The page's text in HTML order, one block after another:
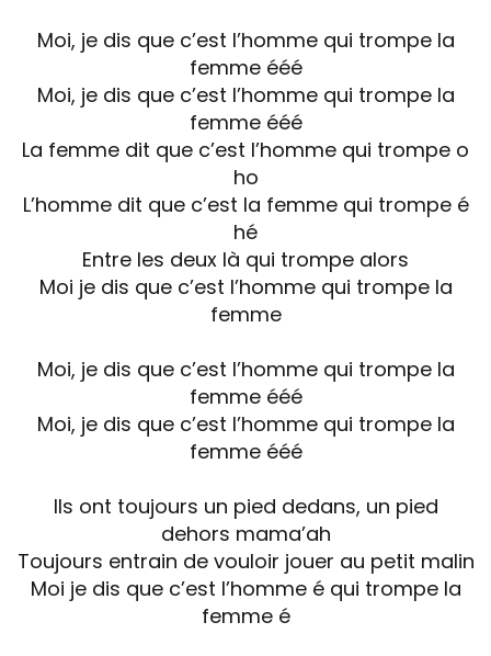
Moi, je dis que c’est l’homme qui trompe la
femme ééé
Moi, je dis que c’est l’homme qui trompe la
femme ééé
La femme dit que c’est l’homme qui trompe o
ho
L’homme dit que c’est la femme qui trompe é
hé
Entre les deux là qui trompe alors
Moi je dis que c’est l’homme qui trompe la
femme
Moi, je dis que c’est l’homme qui trompe la
femme ééé
Moi, je dis que c’est l’homme qui trompe la
femme ééé
Ils ont toujours un pied dedans, un pied
dehors mama’ah
Toujours entrain de vouloir jouer au petit malin
Moi je dis que c’est l’homme é qui trompe la
femme é